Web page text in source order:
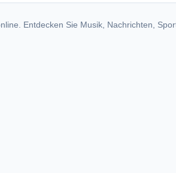
Entdecken Sie Musik, Nachrichten,